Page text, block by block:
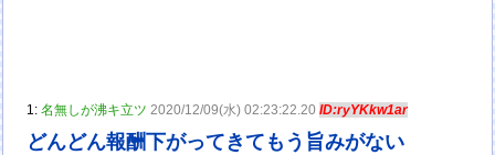
1:名無しが沸キ立ツ 2020/12/09(水) 02:23:22.20ID:ryYKkw1ar
どんどん報酬下がってきてもう旨みがない